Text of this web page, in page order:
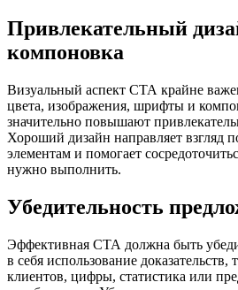
Привлекательный
компоновка
Визуальный аспект СТА крайне
цвета, изображения, шрифты и
значительно повышают
Хороший дизайн направляет взгляд
элементам и помогает
нужно выполнить.
Убедительность
Эффективная СТА должна быть
в себя использование доказательств,
клиентов, цифры, статистика или